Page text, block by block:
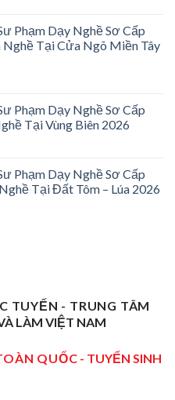
Phạm Dạy Nghề Sơ Cấp
Nghề Tại Cửa Ngõ Miền Tây
Phạm Dạy Nghề Sơ Cấp
Tại Vùng Biên 2026
Phạm Dạy Nghề Sơ Cấp
Tại Đất Tôm – Lúa 2026
TUYẾN - TRUNG TÂM
LÀM VIỆT NAM
QUỐC - TUYỂN SINH